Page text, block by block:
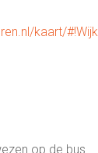
kaart/
op de bus.